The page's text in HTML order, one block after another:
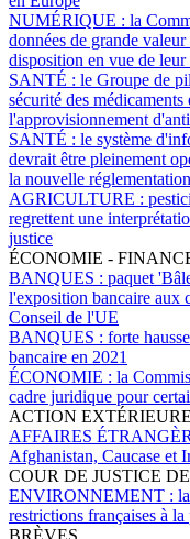
NUMÉRIQUE : la
données de grande
disposition en vue de
SANTÉ : le Groupe de
sécurité des
l'approvisionnement
SANTÉ : le système
devrait être pleinement
la nouvelle réglementation
AGRICULTURE :
regrettent une
justice
ÉCONOMIE -
BANQUES : paquet
l'exposition bancaire aux
Conseil de l'UE
BANQUES : forte
bancaire en 2021
ÉCONOMIE : la
cadre juridique pour
ACTION EXTÉRIEURE
AFFAIRES
Afghanistan, Caucase et
COUR DE JUSTICE
ENVIRONNEMENT :
restrictions françaises à
BRÈVES